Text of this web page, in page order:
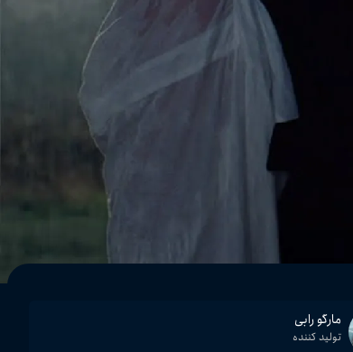
مارگو رابی
تولید کننده